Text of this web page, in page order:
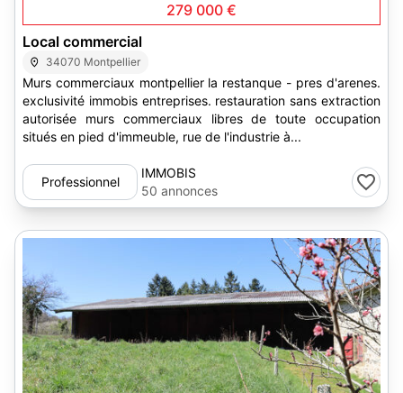
279 000 €
Local commercial
34070 Montpellier
Murs commerciaux montpellier la restanque - pres d'arenes.
exclusivité immobis entreprises. restauration sans extraction
autorisée murs commerciaux libres de toute occupation
situés en pied d'immeuble, rue de l'industrie à...
Professionnel
IMMOBIS
50 annonces